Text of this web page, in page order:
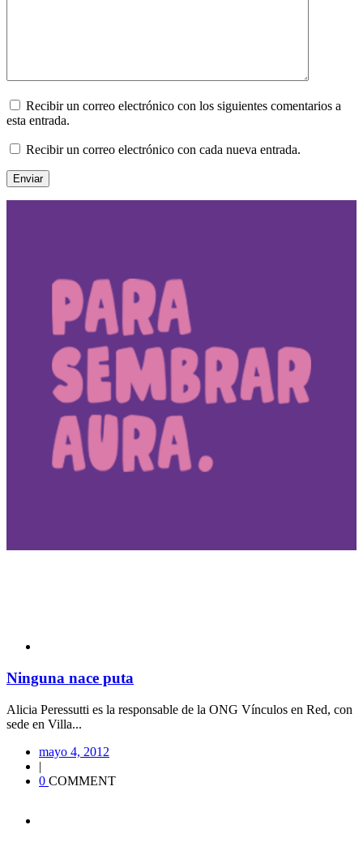
Recibir un correo electrónico con los siguientes comentarios a
esta entrada.
Recibir un correo electrónico con cada nueva entrada.
Ninguna nace puta
Alicia Peressutti es la responsable de la ONG Vínculos en Red, con
sede en Villa...
mayo 4, 2012
|
0 COMMENT